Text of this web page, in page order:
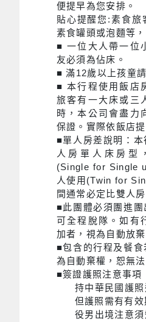
便提早為您安排。
貼心提醒您:素食旅
素食罐頭或泡麵等
■ 一位大人帶一位
友必須為佔床。
■ 滿12歲以上孩童
■ 本行程使用飯店
旅客有一大床或三
時，本公司會盡力
保證。實際依飯店提
■單人房差說明：
人房單人床房型
(Single for Single
人使用(Twin for
間通常必定比雙人房
■此團體必須團進
可全程脫隊。如有
加者，視為自動放
■包含的行程及餐
為自動棄權，恕無
■簽證護照注意事項
持中華民國護
但護照需有有效
役男出境注意